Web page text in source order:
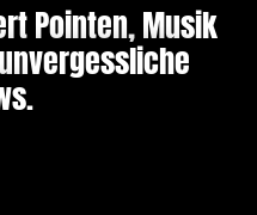
Pointen, Musik